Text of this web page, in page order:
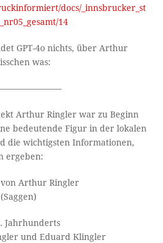
docs/_innsbrucker_st
14
GPT-4o nichts, über Arthur
was:
Arthur Ringler war zu Beginn
bedeutende Figur in der lokalen
die wichtigsten Informationen,
ergeben:
Arthur Ringler
Jahrhunderts
und Eduard Klingler